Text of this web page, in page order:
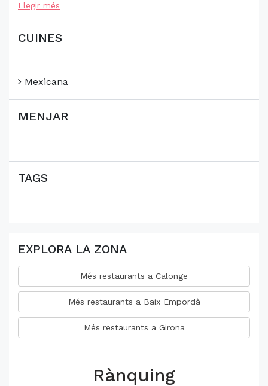
Llegir més
CUINES
Mexicana
MENJAR
TAGS
EXPLORA LA ZONA
Més restaurants a Calonge
Més restaurants a Baix Empordà
Més restaurants a Girona
Rànquing